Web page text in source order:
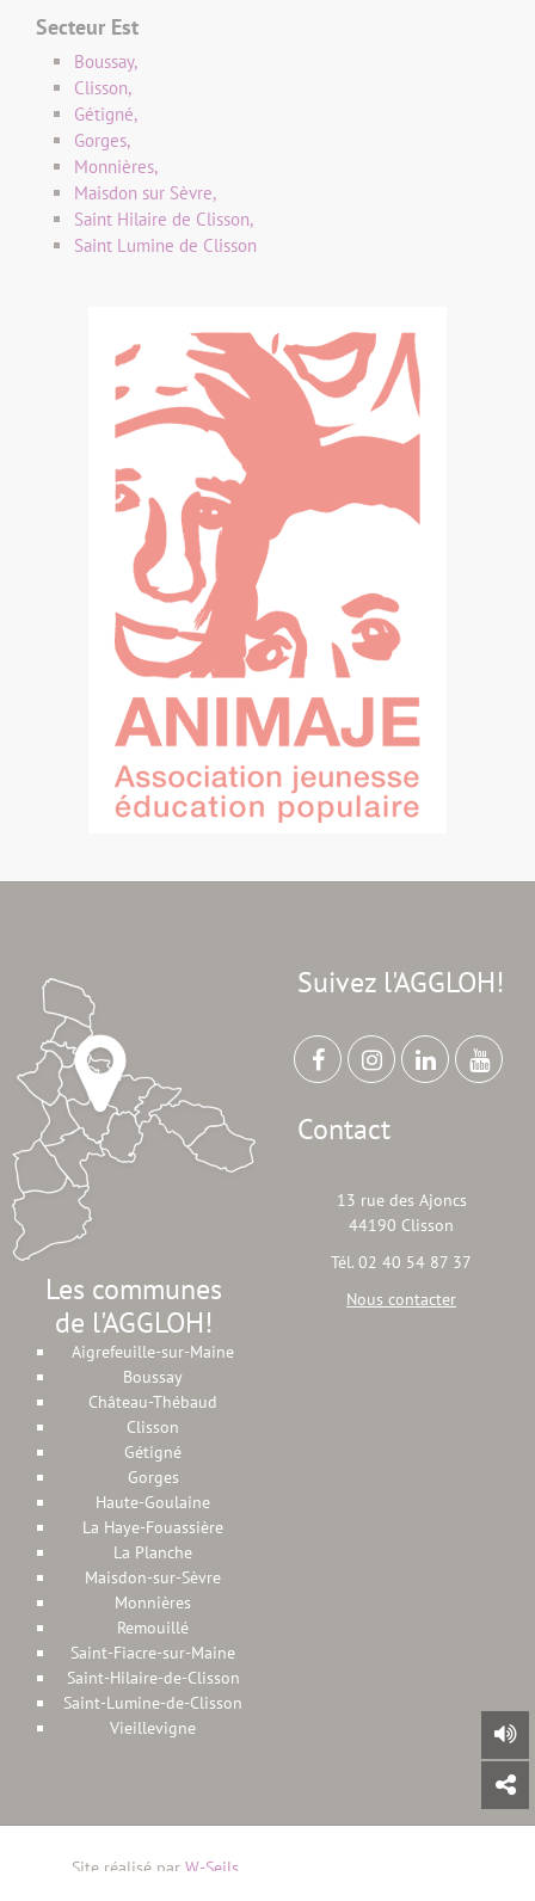
Secteur Est
Boussay,
Clisson,
Gétigné,
Gorges,
Monnières,
Maisdon sur Sèvre,
Saint Hilaire de Clisson,
Saint Lumine de Clisson
Les communes
de l'AGGLOH!
Aigrefeuille-sur-Maine
Boussay
Château-Thébaud
Clisson
Gétigné
Gorges
Haute-Goulaine
La Haye-Fouassière
La Planche
Maisdon-sur-Sèvre
Monnières
Remouillé
Saint-Fiacre-sur-Maine
Saint-Hilaire-de-Clisson
Saint-Lumine-de-Clisson
Vieillevigne
Suivez l'AGGLOH!
Contact
13 rue des Ajoncs
44190 Clisson
Tél. 02 40 54 87 37
Nous contacter
Site réalisé par W-Seils